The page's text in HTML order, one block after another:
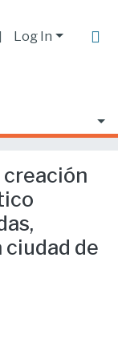
Log In
creación
ciudad de